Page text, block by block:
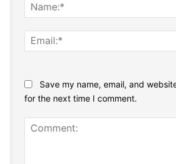
Save my name, email, and
for the next time I comment.